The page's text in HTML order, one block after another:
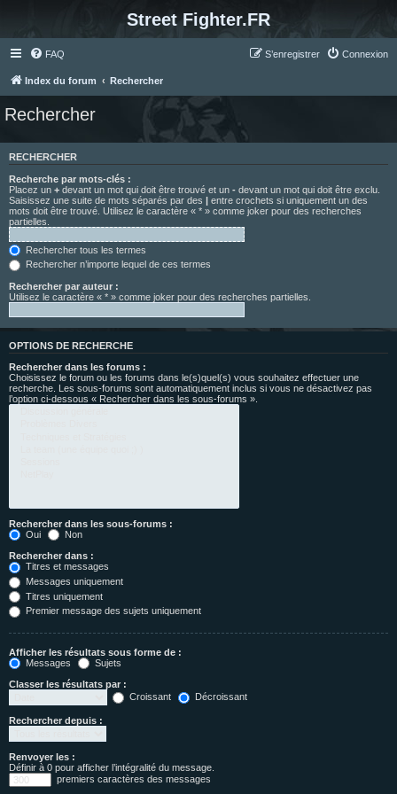
Street Fighter.FR
FAQ Connexion
S’enregistrer
Index du forum Rechercher
Rechercher
RECHERCHER
Recherche par mots-clés :
Placez un + devant un mot qui doit être trouvé et un - devant un mot qui doit être exclu.
Saisissez une suite de mots séparés par des | entre crochets si uniquement un des
mots doit être trouvé. Utilisez le caractère « * » comme joker pour des recherches
partielles.
Rechercher tous les termes
Rechercher n’importe lequel de ces termes
Rechercher par auteur :
Utilisez le caractère « * » comme joker pour des recherches partielles.
OPTIONS DE RECHERCHE
Rechercher dans les forums :
Choisissez le forum ou les forums dans le(s)quel(s) vous souhaitez effectuer une
recherche. Les sous-forums sont automatiquement inclus si vous ne désactivez pas
l’option ci-dessous « Rechercher dans les sous-forums ».
Rechercher dans les sous-forums :
Oui
Non
Rechercher dans :
Titres et messages
Messages uniquement
Titres uniquement
Premier message des sujets uniquement
Afficher les résultats sous forme de :
Messages
Sujets
Classer les résultats par :
Croissant
Décroissant
Rechercher depuis :
Renvoyer les :
Définir à 0 pour afficher l’intégralité du message.
premiers caractères des messages